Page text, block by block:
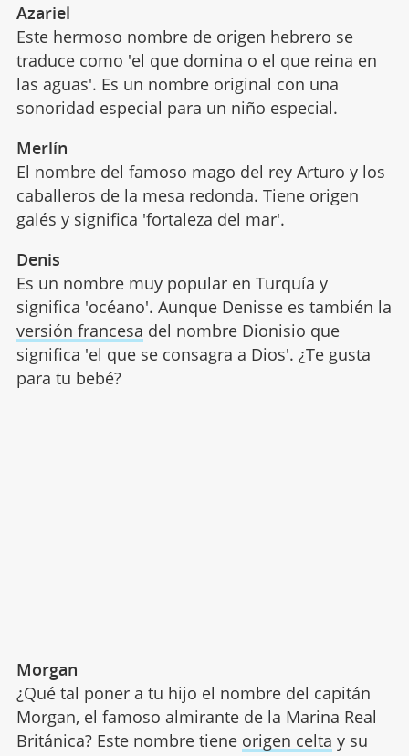
Azariel
Este hermoso nombre de origen hebrero se
traduce como 'el que domina o el que reina en
las aguas'. Es un nombre original con una
sonoridad especial para un niño especial.
Merlín
El nombre del famoso mago del rey Arturo y los
caballeros de la mesa redonda. Tiene origen
galés y significa 'fortaleza del mar'.
Denis
Es un nombre muy popular en Turquía y
significa 'océano'. Aunque Denisse es también la
versión francesa del nombre Dionisio que
significa 'el que se consagra a Dios'. ¿Te gusta
para tu bebé?
Morgan
¿Qué tal poner a tu hijo el nombre del capitán
Morgan, el famoso almirante de la Marina Real
Británica? Este nombre tiene origen celta y su